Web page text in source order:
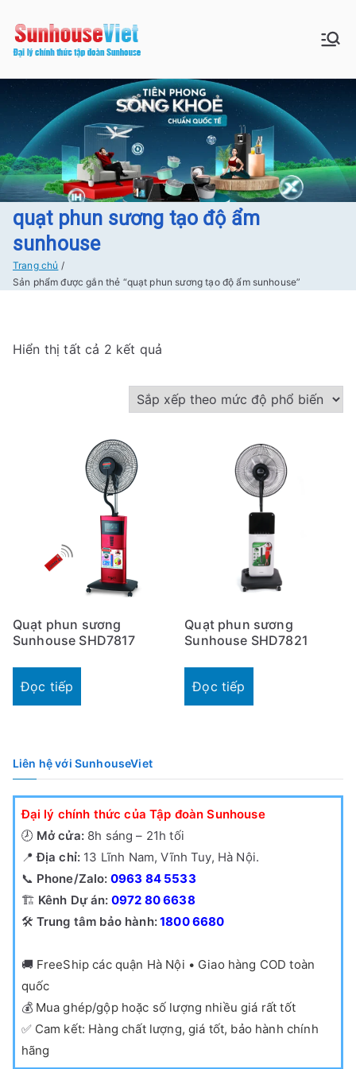
tới
nội
dung
Đồ gia dụng|
Điện gia
dụng|Nhà
bếp|Điện
Bán buôn bán lẻ hàng Sunhouse
Hà Nội
quạt phun sương tạo độ ẩm
sunhouse
Trang chủ
Sản phẩm được gắn thẻ “quạt phun sương tạo độ ẩm sunhouse”
Hiển thị tất cả 2 kết quả
s
ắ
b
i
ế
n
Quạt phun sương
Sunhouse SHD7817
Đọc tiếp
Quạt phun sương
Sunhouse SHD7821
Đọc tiếp
Liên hệ với SunhouseViet
Đại lý chính thức của Tập đoàn Sunhouse
🕗 Mở cửa:8h sáng – 21h tối
📍Địa chỉ: 13 Lĩnh Nam, Vĩnh Tuy, Hà Nội.
📞 Phone/Zalo: 0963 84 5533
🏗️ Kênh Dự án: 0972 80 6638
🛠️ Trung tâm bảo hành:1800 6680
🚚 FreeShip các quận Hà Nội • Giao hàng COD toàn
quốc
💰 Mua ghép/gộp hoặc số lượng nhiều giá rất tốt
✅ Cam kết: Hàng chất lượng, giá tốt, bảo hành chính
hãng